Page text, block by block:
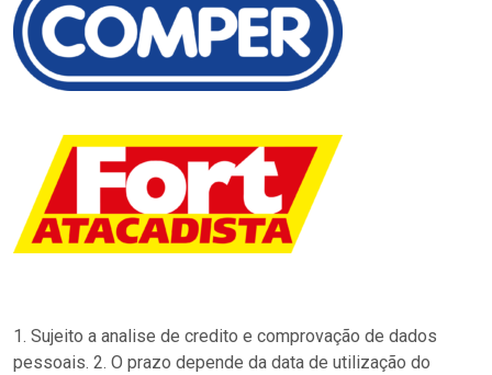
1. Sujeito a analise de credito e comprovação de dados
pessoais. 2. O prazo depende da data de utilização do